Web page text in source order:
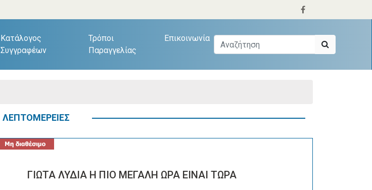
Κατάλογος
Συγγραφέων
Τρόποι
Παραγγελίας
Επικοινωνία
ΛΕΠΤΟΜΕΡΕΙΕΣ
ΓΙΩΤΑ ΛΥΔΙΑ Η ΠΙΟ ΜΕΓΑΛΗ ΩΡΑ ΕΙΝΑΙ ΤΩΡΑ